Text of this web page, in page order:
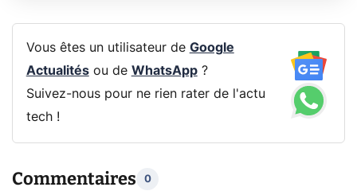
Vous êtes un utilisateur de Google
Actualitésou de WhatsApp?
Suivez-nous pour ne rien rater de l'actu
tech !
Commentaires 0